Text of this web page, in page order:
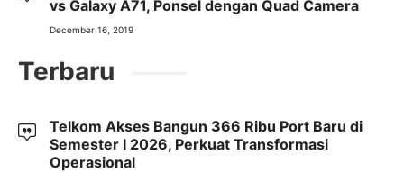
vs Galaxy A71, Ponsel dengan Quad Camera
December 16, 2019
Terbaru
Telkom Akses Bangun 366 Ribu Port Baru di
Semester I 2026, Perkuat Transformasi
Operasional